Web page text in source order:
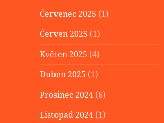
Červenec 2025 (1)
Červen 2025 (1)
Květen 2025 (4)
Duben 2025 (1)
Prosinec 2024 (6)
Listopad 2024 (1)